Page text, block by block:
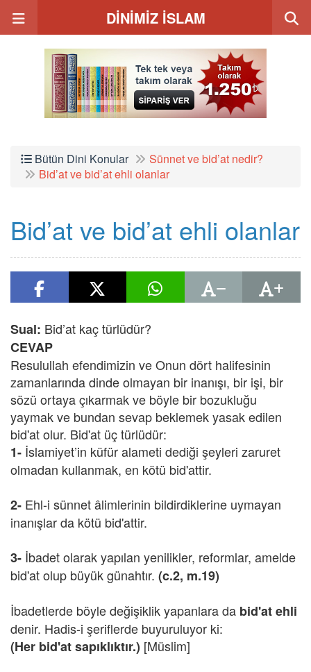
DİNİMİZ İSLAM
Bütün Dini Konular
Sünnet ve bid’at nedir?
Bid’at ve bid’at ehli olanlar
Bid’at ve bid’at ehli olanlar
Sual: Bid’at kaç türlüdür?
CEVAP
Resulullah efendimizin ve Onun dört halifesinin
zamanlarında dinde olmayan bir inanışı, bir işi, bir
sözü ortaya çıkarmak ve böyle bir bozukluğu
yaymak ve bundan sevap beklemek yasak edilen
bid'at olur. Bid'at üç türlüdür:
1- İslamiyet’in küfür alameti dediği şeyleri zaruret
olmadan kullanmak, en kötü bid'attir.
2- Ehl-i sünnet âlimlerinin bildirdiklerine uymayan
inanışlar da kötü bid'attir.
3- İbadet olarak yapılan yenilikler, reformlar, amelde
bid'at olup büyük günahtır. (c.2, m.19)
İbadetlerde böyle değişiklik yapanlara da bid'at ehli
denir. Hadis-i şeriflerde buyuruluyor ki:
(Her bid'at sapıklıktır.) [Müslim]